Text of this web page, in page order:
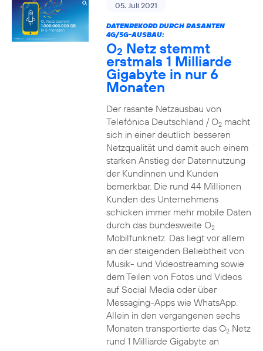
05. Juli 2021
DATENREKORD DURCH RASANTEN
4G/5G-AUSBAU:
O2 Netz stemmt
erstmals 1 Milliarde
Gigabyte in nur 6
Monaten
Der rasante Netzausbau von
Telefónica Deutschland / O2macht
sich in einer deutlich besseren
Netzqualität und damit auch einem
starken Anstieg der Datennutzung
der Kundinnen und Kunden
bemerkbar. Die rund 44 Millionen
Kunden des Unternehmens
schicken immer mehr mobile Daten
durch das bundesweite O2
Mobilfunknetz. Das liegt vor allem
an der steigenden Beliebtheit von
Musik- und Videostreaming sowie
dem Teilen von Fotos und Videos
auf Social Media oder über
Messaging-Apps wie WhatsApp.
Allein in den vergangenen sechs
Monaten transportierte das O2Netz
rund 1 Milliarde Gigabyte an